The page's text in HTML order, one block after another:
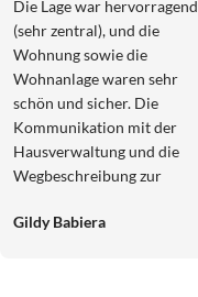
Die Lage war hervorragend
(sehr zentral), und die
Wohnung sowie die
Wohnanlage waren sehr
schön und sicher. Die
Kommunikation mit der
Hausverwaltung und die
Wegbeschreibung zur
äußerst mangelhaft. Die
Gildy Babiera